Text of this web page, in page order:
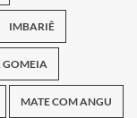
IMBARIÊ
GOMEIA
MATE COM ANGU